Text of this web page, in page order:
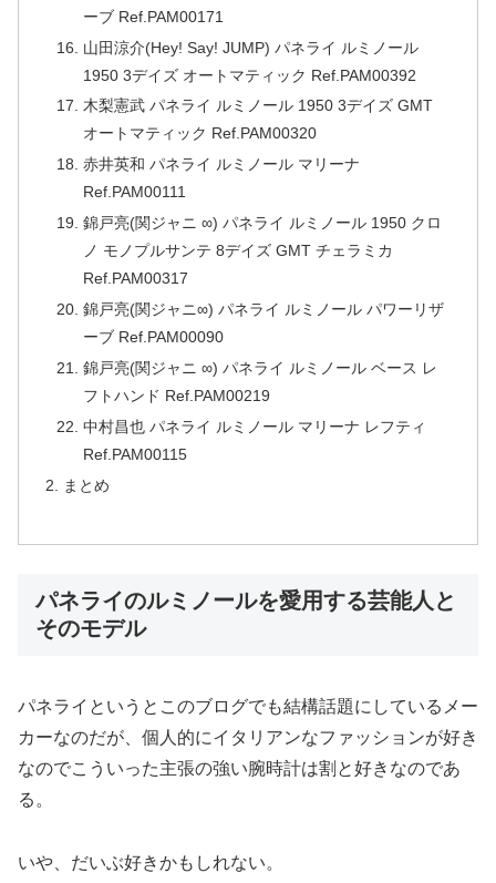
ーブ Ref.PAM00171
山田涼介(Hey! Say! JUMP) パネライ ルミノール
1950 3デイズ オートマティック Ref.PAM00392
木梨憲武 パネライ ルミノール 1950 3デイズ GMT
オートマティック Ref.PAM00320
赤井英和 パネライ ルミノール マリーナ
Ref.PAM00111
錦戸亮(関ジャニ ∞) パネライ ルミノール 1950 クロ
ノ モノプルサンテ 8デイズ GMT チェラミカ
Ref.PAM00317
錦戸亮(関ジャニ∞) パネライ ルミノール パワーリザ
ーブ Ref.PAM00090
錦戸亮(関ジャニ ∞) パネライ ルミノール ベース レ
フトハンド Ref.PAM00219
中村昌也 パネライ ルミノール マリーナ レフティ
Ref.PAM00115
まとめ
パネライのルミノールを愛用する芸能人と
そのモデル
パネライというとこのブログでも結構話題にしているメー
カーなのだが、個人的にイタリアンなファッションが好き
なのでこういった主張の強い腕時計は割と好きなのであ
る。
いや、だいぶ好きかもしれない。